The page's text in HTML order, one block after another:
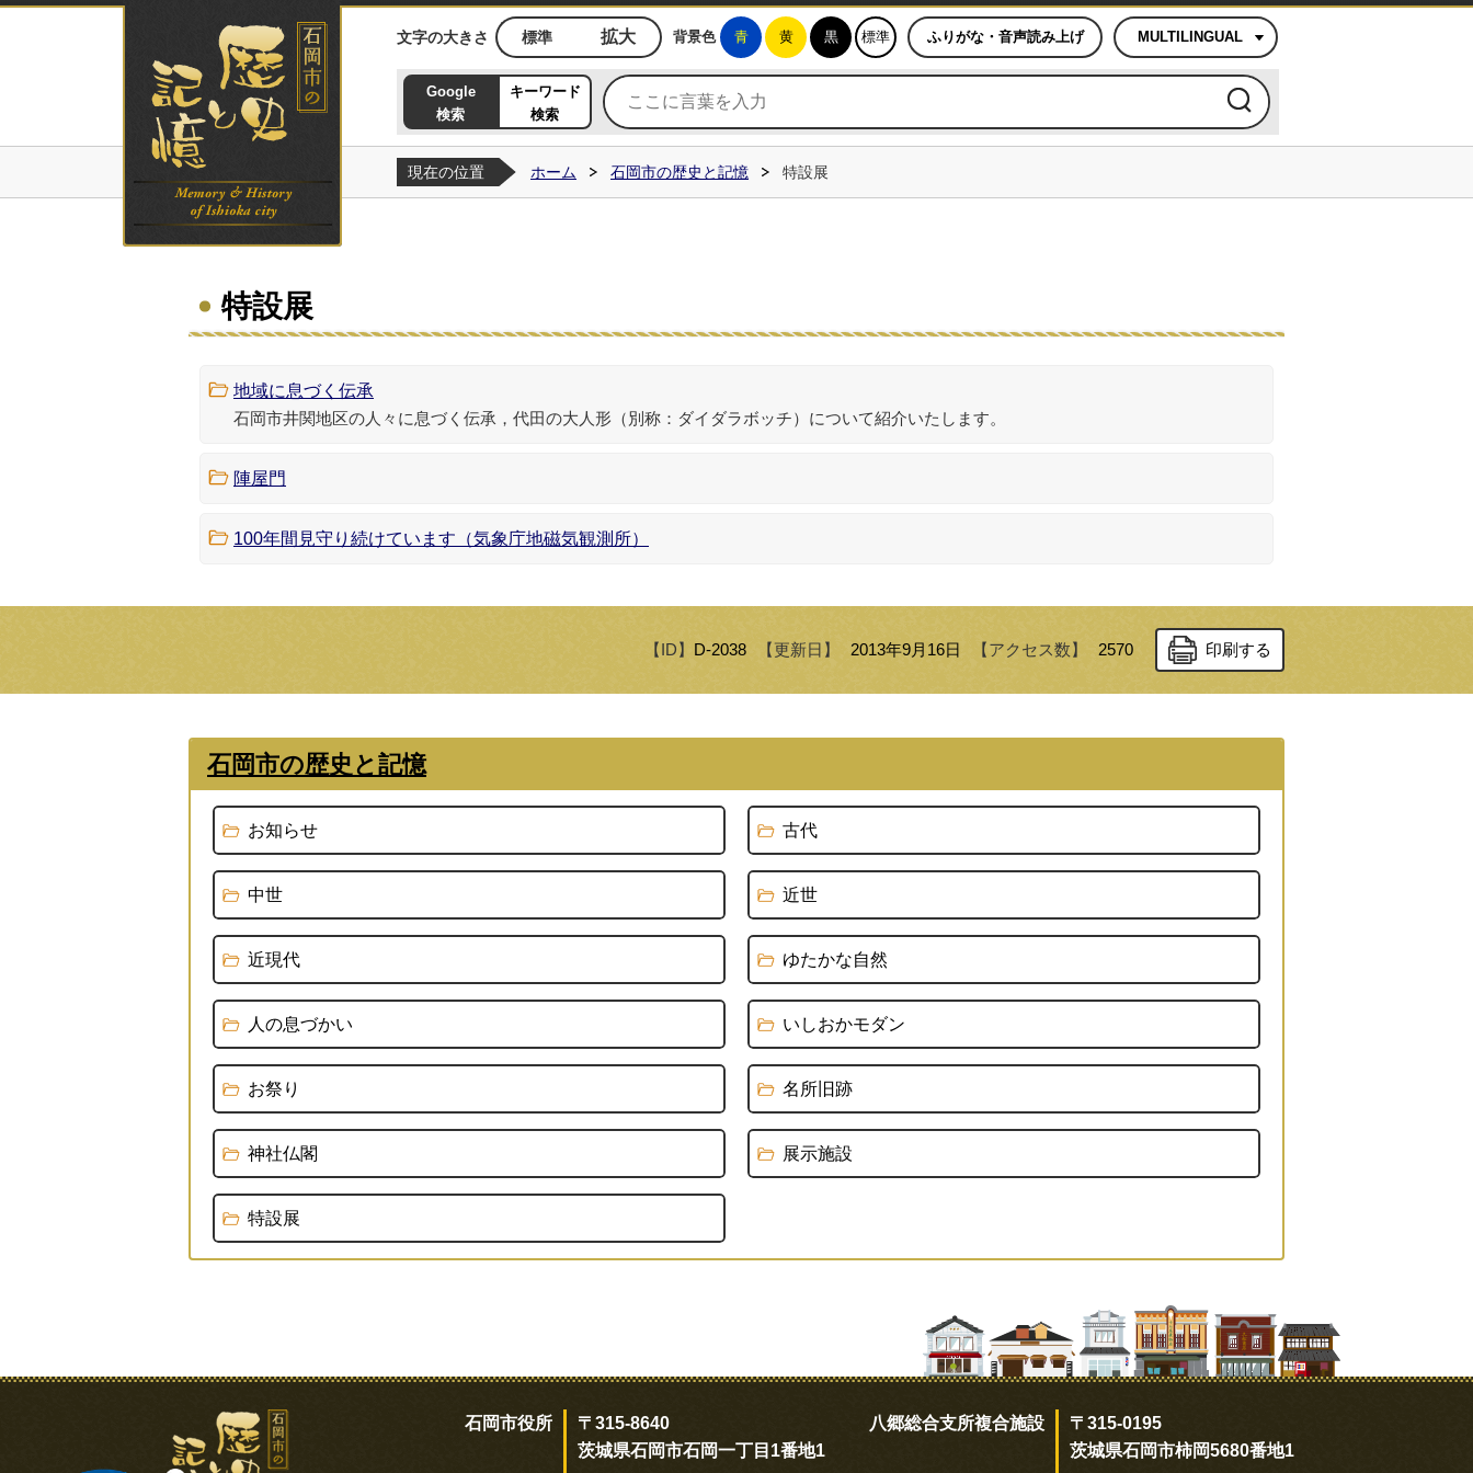
石岡市の歴史と記憶ホームページ
文字の大きさ 標準 拡大 背景色 青 黄 黒 標準 ふりがな・音声読み上げ MULTILINGUAL
Google
検索
キーワード
検索
現在の位置 ホーム 石岡市の歴史と記憶 特設展
特設展
地域に息づく伝承
石岡市井関地区の人々に息づく伝承，代田の大人形（別称：ダイダラボッチ）について紹介いたします。
陣屋門
100年間見守り続けています（気象庁地磁気観測所）
【ID】 D-2038 【更新日】 2013年9月16日 【アクセス数】 2570 印刷する
石岡市の歴史と記憶
お知らせ 古代
中世 近世
近現代 ゆたかな自然
人の息づかい いしおかモダン
お祭り 名所旧跡
神社仏閣 展示施設
特設展
石岡市役所
〒315-8640
茨城県石岡市石岡一丁目1番地1
八郷総合支所複合施設
〒315-0195
茨城県石岡市柿岡5680番地1